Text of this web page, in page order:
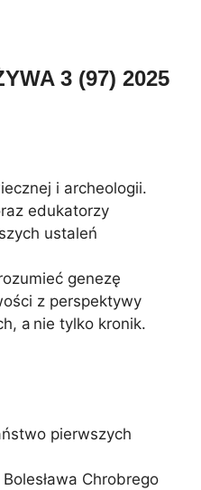
3 (97) 2025
i archeologii.
edukatorzy
ustaleń
genezę
z perspektywy
a nie tylko kronik.
pierwszych
Chrobrego